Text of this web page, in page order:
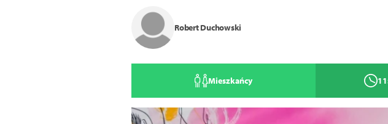
Robert Duchowski
Mieszkańcy